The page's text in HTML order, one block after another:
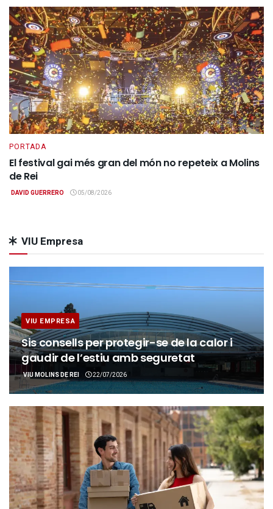
PORTADA
El festival gai més gran del món no repeteix a Molins
de Rei
DAVID GUERRERO 05/08/2026
VIU Empresa
VIU EMPRESA
Sis consells per protegir-se de la calor i
gaudir de l’estiu amb seguretat
VIU MOLINS DE REI 22/07/2026